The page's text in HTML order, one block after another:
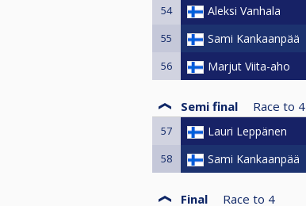
54 Aleksi Vanhala
55 Sami Kankaanpää
56 Marjut Viita-aho
Semi final Race to 4
57 Lauri Leppänen
58 Sami Kankaanpää
Final Race to 4